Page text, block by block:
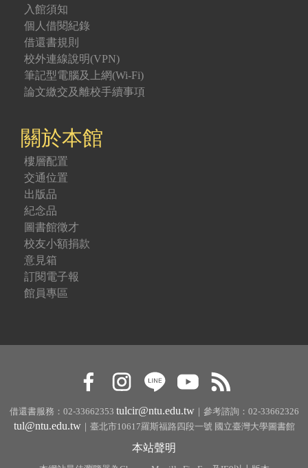
入館須知
個人借閱紀錄
借還書規則
校外連線說明(VPN)
筆記型電腦及上網(Wi-Fi)
論文繳交及離校手續事項
關於本館
樓層配置
交通位置
出版品
紀念品
圖書館徵才
校友小額捐款
意見箱
訂閱電子報
館員專區
借還書服務：02-33662353 tulcir@ntu.edu.tw｜參考諮詢：02-33662326
tul@ntu.edu.tw｜臺北市10617羅斯福路四段一號 國立臺灣大學圖書館
本站聲明